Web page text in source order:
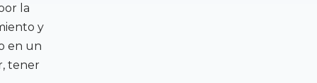
la
y
en un
tener